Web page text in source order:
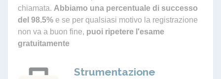
chiamata. Abbiamo una percentuale di successo
del 98.5% e se per qualsiasi motivo la registrazione
non va a buon fine, puoi ripetere l'esame
gratuitamente
Strumentazione